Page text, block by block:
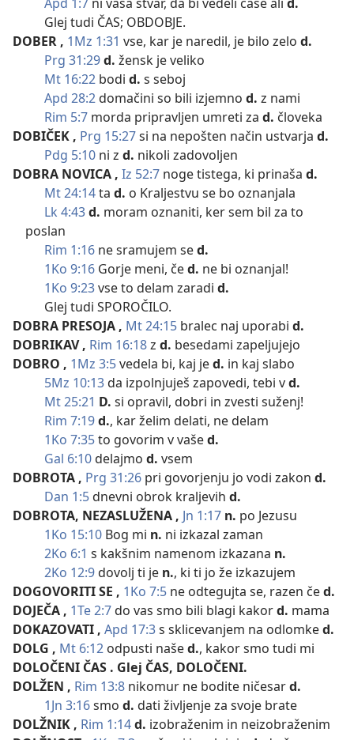
Glej tudi ČAS; OBDOBJE.
DOBER , 1Mz 1:31 vse, kar je naredil, je bilo zelo d.
Prg 31:29d. žensk je veliko
Mt 16:22 bodi d. s seboj
Apd 28:2domačini so bili izjemno d. z nami
Rim 5:7 morda pripravljen umreti za d. človeka
DOBIČEK , Prg 15:27si na nepošten način ustvarja d.
Pdg 5:10 ni z d. nikoli zadovoljen
DOBRA NOVICA , Iz 52:7 noge tistega, ki prinaša d.
Mt 24:14ta d. o Kraljestvu se bo oznanjala
Lk 4:43d. moram oznaniti, ker sem bil za to
poslan
Rim 1:16 ne sramujem sed.
1Ko 9:16 Gorje meni, čed. ne bi oznanjal!
1Ko 9:23vse to delam zaradi d.
Glej tudi SPOROČILO.
DOBRA PRESOJA , Mt 24:15 bralec naj uporabi d.
DOBRIKAV , Rim 16:18z d. besedami zapeljujejo
DOBRO , 1Mz 3:5vedela bi, kaj jed. in kaj slabo
5Mz 10:13da izpolnjuješ zapovedi, tebi vd.
Mt 25:21 D. si opravil, dobri in zvesti suženj!
Rim 7:19d., kar želim delati, ne delam
1Ko 7:35to govorim v vašed.
Gal 6:10delajmo d. vsem
DOBROTA , Prg 31:26 pri govorjenju jo vodi zakon d.
Dan 1:5dnevni obrok kraljevih d.
DOBROTA, NEZASLUŽENA , Jn 1:17 n. po Jezusu
1Ko 15:10 Bog mi n. ni izkazal zaman
2Ko 6:1 s kakšnim namenom izkazana n.
2Ko 12:9dovolj ti je n., ki ti jo že izkazujem
DOGOVORITI SE , 1Ko 7:5 ne odtegujta se, razen čed.
DOJEČA , 1Te 2:7do vas smo bili blagi kakord. mama
DOKAZOVATI , Apd 17:3s sklicevanjem na odlomked.
DOLG , Mt 6:12 odpusti našed., kakor smo tudi mi
DOLOČENI ČAS . Glej ČAS, DOLOČENI.
DOLŽEN , Rim 13:8 nikomur ne bodite ničesard.
1Jn 3:16smo d. dati življenje za svoje brate
DOLŽNIK , Rim 1:14d. izobraženim in neizobraženim